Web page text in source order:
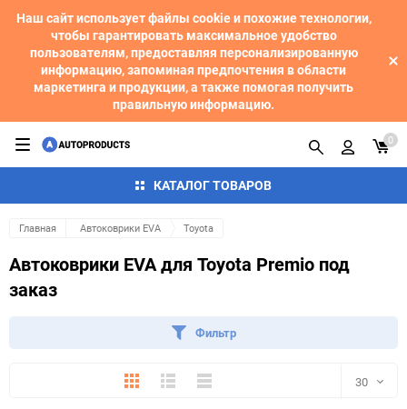
Наш сайт использует файлы cookie и похожие технологии,
чтобы гарантировать максимальное удобство
пользователям, предоставляя персонализированную
информацию, запоминая предпочтения в области
маркетинга и продукции, а также помогая получить
правильную информацию.
КАТАЛОГ ТОВАРОВ
0
Главная Автоковрики EVA Toyota
Автоковрики EVA для Toyota Premio под
заказ
Фильтр
ПлиткаПодробноКомпактно 30